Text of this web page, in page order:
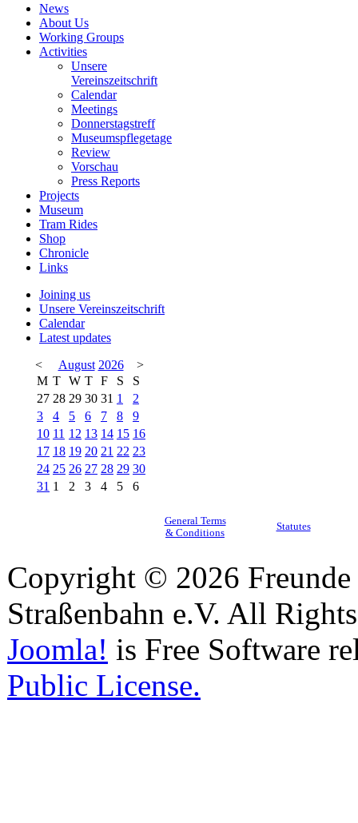
News
About Us
Working Groups
Activities
Unsere
Vereinszeitschrift
Calendar
Meetings
Donnerstagstreff
Museumspflegetage
Review
Vorschau
Press Reports
Projects
Museum
Tram Rides
Shop
Chronicle
Links
Joining us
Unsere Vereinszeitschrift
Calendar
Latest updates
<
August 2026
>
M T W T F S
S
27 28 29 30 31 1
2
3
4 5 6 7 8
9
10 11 12 13 14 15 16
17 18 19 20 21 22 23
24 25 26 27 28 29 30
31 1 2 3 4 5 6
General Terms
& Conditions
Statutes
Copyright © 2026
Straßenbahn e.V. All
Joomla! is Free Software
Public License.